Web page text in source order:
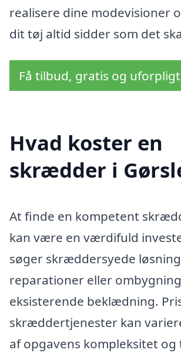
realisere dine modevisioner
dit tøj altid sidder som det
Få tilbud, gratis og
Hvad koster en
skrædder i
At finde en kompetent
kan være en værdifuld
søger skræddersyede
reparationer eller
eksisterende beklædning.
skræddertjenester kan
af opgavens kompleksitet og